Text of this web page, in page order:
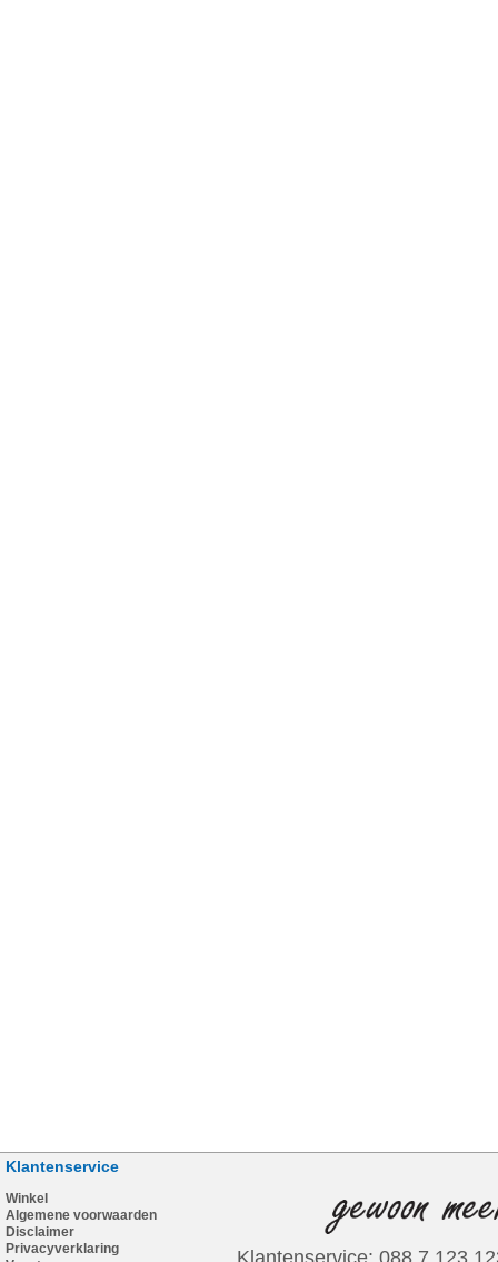
Klantenservice
Winkel
Algemene voorwaarden
Disclaimer
Privacyverklaring
Klantenservice: 088 7 123